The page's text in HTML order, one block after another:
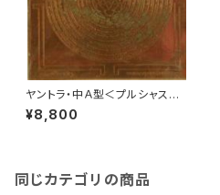
ヤントラ・中Ａ型＜プルシャスー
クタ＞
¥8,800
同じカテゴリの商品